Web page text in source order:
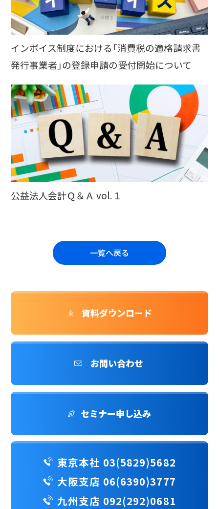
インボイス制度における「消費税の適格請求書
発行事業者」の登録申請の受付開始について
公益法人会計Ｑ＆Ａ vol.１
一覧へ戻る
資料ダウンロード
お問い合わせ
セミナー申し込み
東京本社 03(5829)5682
大阪支店 06(6390)3777
九州支店 092(292)0681